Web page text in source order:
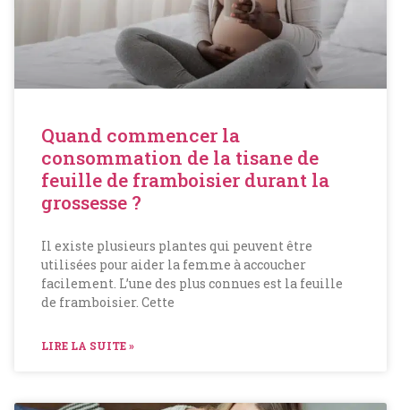
Quand commencer la
consommation de la tisane de
feuille de framboisier durant la
grossesse ?
Il existe plusieurs plantes qui peuvent être
utilisées pour aider la femme à accoucher
facilement. L’une des plus connues est la feuille
de framboisier. Cette
LIRE LA SUITE »